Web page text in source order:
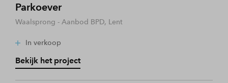
Parkoever
Waalsprong - Aanbod BPD, Lent
In verkoop
Bekijk het project